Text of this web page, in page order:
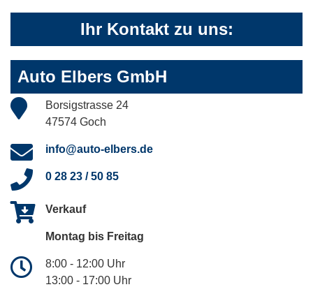
Ihr Kontakt zu uns:
Auto Elbers GmbH
Borsigstrasse 24
47574 Goch
info@auto-elbers.de
0 28 23 / 50 85
Verkauf
Montag bis Freitag
8:00 - 12:00 Uhr
13:00 - 17:00 Uhr